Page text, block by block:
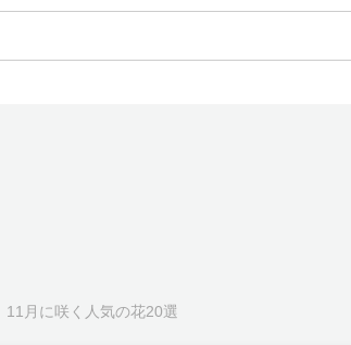
月に咲く人気の花20選